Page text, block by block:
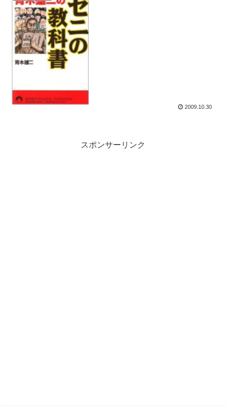
2009.10.30
スポンサーリンク